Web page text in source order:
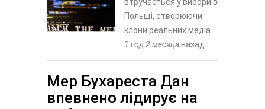
Польщі, створюючи
клони реальних медіа.
1 год 2 месяцаназад
Мер Бухареста Дан
впевнено лідирує на